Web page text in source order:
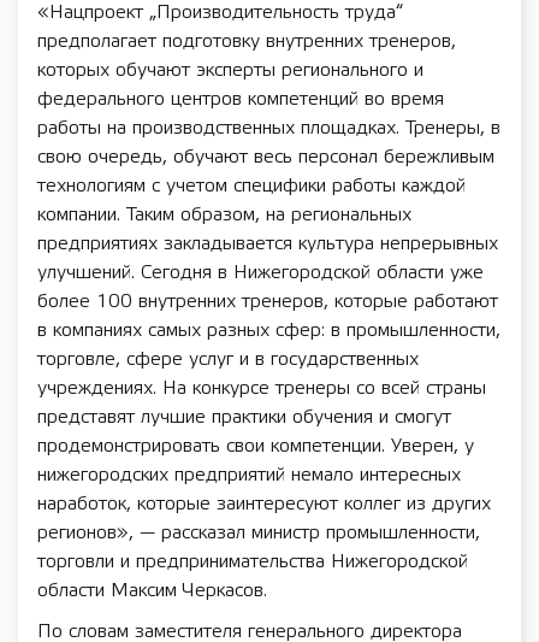
«Нацпроект „Производительность труда“
предполагает подготовку внутренних тренеров,
которых обучают эксперты регионального и
федерального центров компетенций во время
работы на производственных площадках. Тренеры, в
свою очередь, обучают весь персонал бережливым
технологиям с учетом специфики работы каждой
компании. Таким образом, на региональных
предприятиях закладывается культура непрерывных
улучшений. Сегодня в Нижегородской области уже
более 100 внутренних тренеров, которые работают
в компаниях самых разных сфер: в промышленности,
торговле, сфере услуг и в государственных
учреждениях. На конкурсе тренеры со всей страны
представят лучшие практики обучения и смогут
продемонстрировать свои компетенции. Уверен, у
нижегородских предприятий немало интересных
наработок, которые заинтересуют коллег из других
регионов», — рассказал министр промышленности,
торговли и предпринимательства Нижегородской
области Максим Черкасов.
По словам заместителя генерального директора